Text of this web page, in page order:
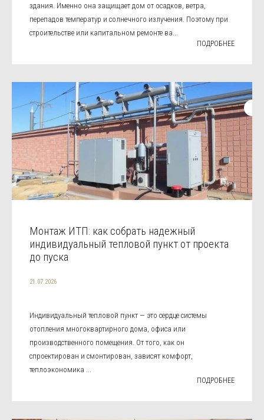
здания. Именно она защищает дом от осадков, ветра,
перепадов температур и солнечного излучения. Поэтому при
строительстве или капитальном ремонте ва...
ПОДРОБНЕЕ
Монтаж ИТП: как собрать надежный
индивидуальный тепловой пункт от проекта
до пуска
21.07.2026
Индивидуальный тепловой пункт — это сердце системы
отопления многоквартирного дома, офиса или
производственного помещения. От того, как он
спроектирован и смонтирован, зависят комфорт,
теплоэкономика ...
ПОДРОБНЕЕ